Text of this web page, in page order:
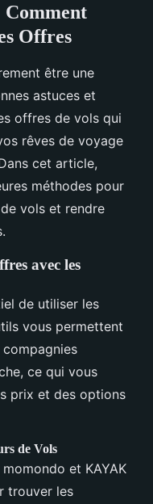
Offres
être une
astuces et
offres de vols qui
rêves de voyage
cet article,
méthodes pour
vols et rendre
avec les
de utiliser les
vous permettent
ce qui vous
prix et des options
de Vols
et KAYAK
trouver les